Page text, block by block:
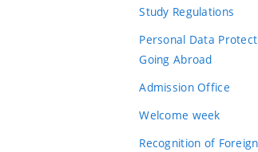
Study Regulations
Personal Data
Going Abroad
Admission Office
Welcome week
Recognition of Foreign